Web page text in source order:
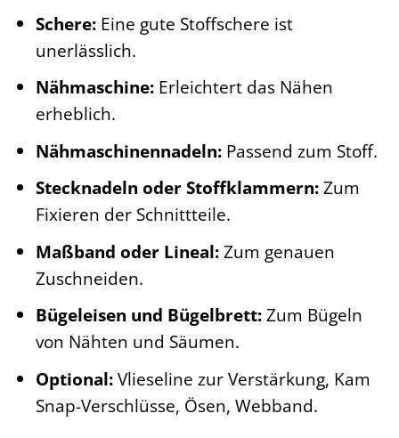
Schere:Eine gute Stoffschere ist
unerlässlich.
Nähmaschine:Erleichtert das Nähen
erheblich.
Nähmaschinennadeln:Passend zum Stoff.
Stecknadeln oder Stoffklammern:Zum
Fixieren der Schnittteile.
Maßband oder Lineal:Zum genauen
Zuschneiden.
Bügeleisen und Bügelbrett:Zum Bügeln
von Nähten und Säumen.
Optional:Vlieseline zur Verstärkung, Kam
Snap-Verschlüsse, Ösen, Webband.